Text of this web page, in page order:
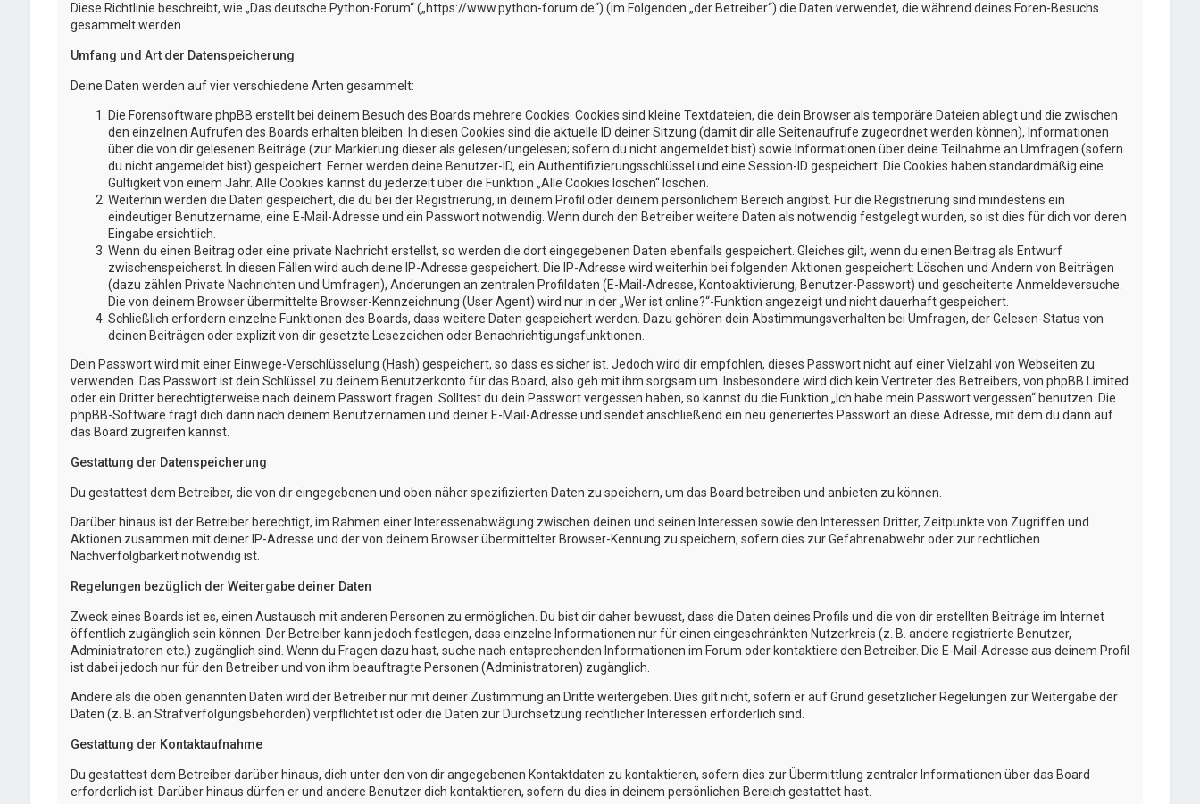
Diese Richtlinie beschreibt, wie „Das deutsche Python-Forum“ („https://www.python-forum.de“) (im Folgenden „der Betreiber“) die Daten verwendet, die während deines Foren-Besuchs
gesammelt werden.
Umfang und Art der Datenspeicherung
Deine Daten werden auf vier verschiedene Arten gesammelt:
Die Forensoftware phpBB erstellt bei deinem Besuch des Boards mehrere Cookies. Cookies sind kleine Textdateien, die dein Browser als temporäre Dateien ablegt und die zwischen
den einzelnen Aufrufen des Boards erhalten bleiben. In diesen Cookies sind die aktuelle ID deiner Sitzung (damit dir alle Seitenaufrufe zugeordnet werden können), Informationen
über die von dir gelesenen Beiträge (zur Markierung dieser als gelesen/ungelesen; sofern du nicht angemeldet bist) sowie Informationen über deine Teilnahme an Umfragen (sofern
du nicht angemeldet bist) gespeichert. Ferner werden deine Benutzer-ID, ein Authentifizierungsschlüssel und eine Session-ID gespeichert. Die Cookies haben standardmäßig eine
Gültigkeit von einem Jahr. Alle Cookies kannst du jederzeit über die Funktion „Alle Cookies löschen“ löschen.
Weiterhin werden die Daten gespeichert, die du bei der Registrierung, in deinem Profil oder deinem persönlichem Bereich angibst. Für die Registrierung sind mindestens ein
eindeutiger Benutzername, eine E-Mail-Adresse und ein Passwort notwendig. Wenn durch den Betreiber weitere Daten als notwendig festgelegt wurden, so ist dies für dich vor deren
Eingabe ersichtlich.
Wenn du einen Beitrag oder eine private Nachricht erstellst, so werden die dort eingegebenen Daten ebenfalls gespeichert. Gleiches gilt, wenn du einen Beitrag als Entwurf
zwischenspeicherst. In diesen Fällen wird auch deine IP-Adresse gespeichert. Die IP-Adresse wird weiterhin bei folgenden Aktionen gespeichert: Löschen und Ändern von Beiträgen
(dazu zählen Private Nachrichten und Umfragen), Änderungen an zentralen Profildaten (E-Mail-Adresse, Kontoaktivierung, Benutzer-Passwort) und gescheiterte Anmeldeversuche.
Die von deinem Browser übermittelte Browser-Kennzeichnung (User Agent) wird nur in der „Wer ist online?“-Funktion angezeigt und nicht dauerhaft gespeichert.
Schließlich erfordern einzelne Funktionen des Boards, dass weitere Daten gespeichert werden. Dazu gehören dein Abstimmungsverhalten bei Umfragen, der Gelesen-Status von
deinen Beiträgen oder explizit von dir gesetzte Lesezeichen oder Benachrichtigungsfunktionen.
Dein Passwort wird mit einer Einwege-Verschlüsselung (Hash) gespeichert, so dass es sicher ist. Jedoch wird dir empfohlen, dieses Passwort nicht auf einer Vielzahl von Webseiten zu
verwenden. Das Passwort ist dein Schlüssel zu deinem Benutzerkonto für das Board, also geh mit ihm sorgsam um. Insbesondere wird dich kein Vertreter des Betreibers, von phpBB Limited
oder ein Dritter berechtigterweise nach deinem Passwort fragen. Solltest du dein Passwort vergessen haben, so kannst du die Funktion „Ich habe mein Passwort vergessen“ benutzen. Die
phpBB-Software fragt dich dann nach deinem Benutzernamen und deiner E-Mail-Adresse und sendet anschließend ein neu generiertes Passwort an diese Adresse, mit dem du dann auf
das Board zugreifen kannst.
Gestattung der Datenspeicherung
Du gestattest dem Betreiber, die von dir eingegebenen und oben näher spezifizierten Daten zu speichern, um das Board betreiben und anbieten zu können.
Darüber hinaus ist der Betreiber berechtigt, im Rahmen einer Interessenabwägung zwischen deinen und seinen Interessen sowie den Interessen Dritter, Zeitpunkte von Zugriffen und
Aktionen zusammen mit deiner IP-Adresse und der von deinem Browser übermittelter Browser-Kennung zu speichern, sofern dies zur Gefahrenabwehr oder zur rechtlichen
Nachverfolgbarkeit notwendig ist.
Regelungen bezüglich der Weitergabe deiner Daten
Zweck eines Boards ist es, einen Austausch mit anderen Personen zu ermöglichen. Du bist dir daher bewusst, dass die Daten deines Profils und die von dir erstellten Beiträge im Internet
öffentlich zugänglich sein können. Der Betreiber kann jedoch festlegen, dass einzelne Informationen nur für einen eingeschränkten Nutzerkreis (z. B. andere registrierte Benutzer,
Administratoren etc.) zugänglich sind. Wenn du Fragen dazu hast, suche nach entsprechenden Informationen im Forum oder kontaktiere den Betreiber. Die E-Mail-Adresse aus deinem Profil
ist dabei jedoch nur für den Betreiber und von ihm beauftragte Personen (Administratoren) zugänglich.
Andere als die oben genannten Daten wird der Betreiber nur mit deiner Zustimmung an Dritte weitergeben. Dies gilt nicht, sofern er auf Grund gesetzlicher Regelungen zur Weitergabe der
Daten (z. B. an Strafverfolgungsbehörden) verpflichtet ist oder die Daten zur Durchsetzung rechtlicher Interessen erforderlich sind.
Gestattung der Kontaktaufnahme
Du gestattest dem Betreiber darüber hinaus, dich unter den von dir angegebenen Kontaktdaten zu kontaktieren, sofern dies zur Übermittlung zentraler Informationen über das Board
erforderlich ist. Darüber hinaus dürfen er und andere Benutzer dich kontaktieren, sofern du dies in deinem persönlichen Bereich gestattet hast.